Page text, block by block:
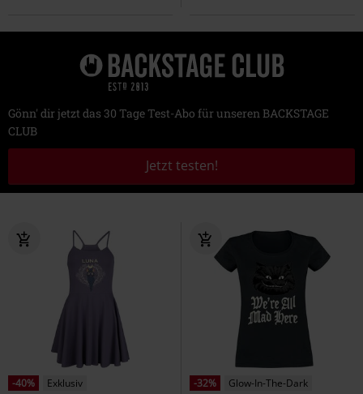
Gönn' dir jetzt das 30 Tage Test-Abo für unseren BACKSTAGE
CLUB
Jetzt testen!
-40%
Exklusiv
-32%
Glow-In-The-Dark